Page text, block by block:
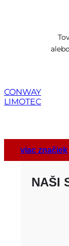
CONWAY
LIMOTEC
viac značiek
NAŠI